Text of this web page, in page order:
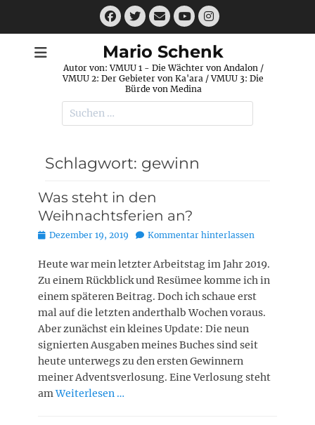
Facebook
Twitter
E-
MailYouTube
Instagram
Mario Schenk
Autor von: VMUU 1 - Die Wächter von Andalon /
VMUU 2: Der Gebieter von Ka'ara / VMUU 3: Die
Bürde von Medina
Suchen
nach:
Schlagwort: gewinn
Was steht in den
Weihnachtsferien an?
Posted
Dezember 19, 2019 Kommentar hinterlassen
Heute war mein letzter Arbeitstag im Jahr 2019.
Zu einem Rückblick und Resümee komme ich in
einem späteren Beitrag. Doch ich schaue erst
mal auf die letzten anderthalb Wochen voraus.
Aber zunächst ein kleines Update: Die neun
signierten Ausgaben meines Buches sind seit
heute unterwegs zu den ersten Gewinnern
meiner Adventsverlosung. Eine Verlosung steht
amWeiterlesen …